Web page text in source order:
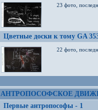
23 фото,
Цветные доски к тому GA
22 фото,
АНТРОПОСОФСКОЕ
Первые антропософы - 1